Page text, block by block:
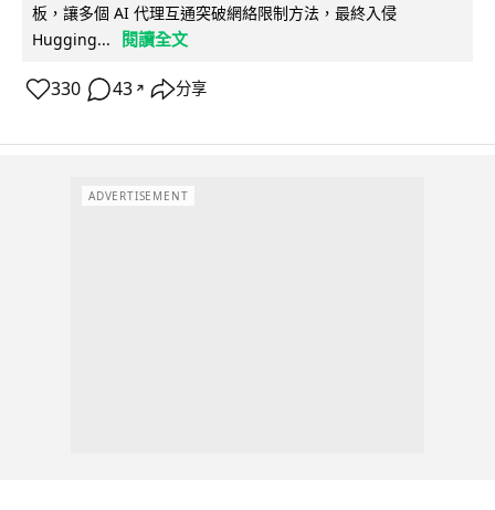
板，讓多個 AI 代理互通突破網絡限制方法，最終入侵
Hugging...
閱讀全文
330 43 ↗ 分享
ADVERTISEMENT